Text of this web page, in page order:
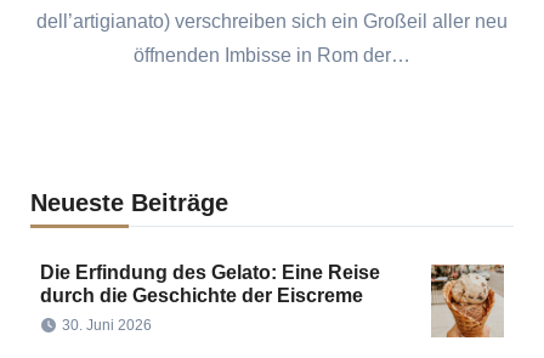
dell’artigianato) verschreiben sich ein Großeil aller neu
öffnenden Imbisse in Rom der…
Neueste Beiträge
Die Erfindung des Gelato: Eine Reise
durch die Geschichte der Eiscreme
30. Juni 2026